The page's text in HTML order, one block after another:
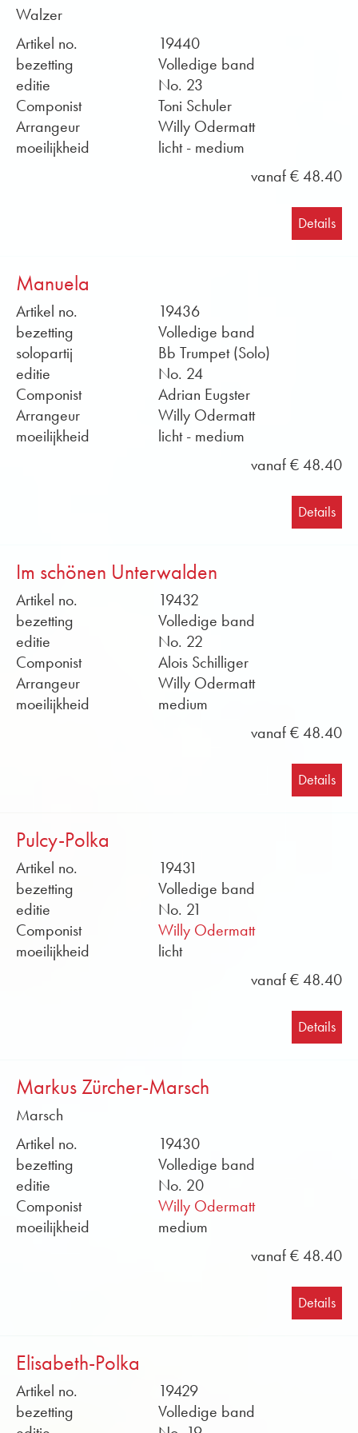
Walzer
Artikel no.
19440
bezetting
Volledige band
editie
No. 23
Componist
Toni Schuler
Arrangeur
Willy Odermatt
moeilijkheid
licht - medium
vanaf € 48.40
Details
Manuela
Artikel no.
19436
bezetting
Volledige band
solopartij
Bb Trumpet (Solo)
editie
No. 24
Componist
Adrian Eugster
Arrangeur
Willy Odermatt
moeilijkheid
licht - medium
vanaf € 48.40
Details
Im schönen Unterwalden
Artikel no.
19432
bezetting
Volledige band
editie
No. 22
Componist
Alois Schilliger
Arrangeur
Willy Odermatt
moeilijkheid
medium
vanaf € 48.40
Details
Pulcy-Polka
Artikel no.
19431
bezetting
Volledige band
editie
No. 21
Componist
Willy Odermatt
moeilijkheid
licht
vanaf € 48.40
Details
Markus Zürcher-Marsch
Marsch
Artikel no.
19430
bezetting
Volledige band
editie
No. 20
Componist
Willy Odermatt
moeilijkheid
medium
vanaf € 48.40
Details
Elisabeth-Polka
Artikel no.
19429
bezetting
Volledige band